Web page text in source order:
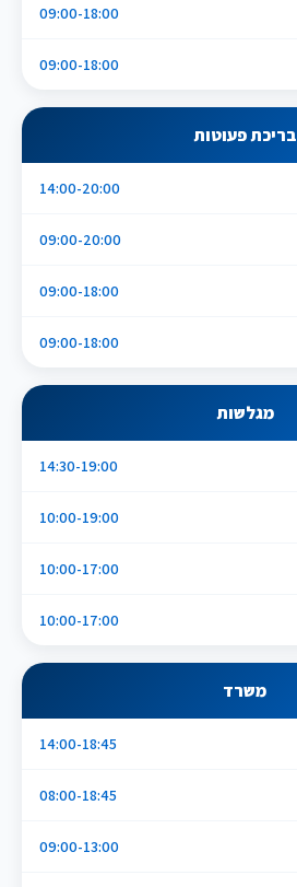
09:00-18:00
09:00-18:00
בריכת פעוטות
14:00-20:00
09:00-20:00
09:00-18:00
09:00-18:00
מגלשות
14:30-19:00
10:00-19:00
10:00-17:00
10:00-17:00
משרד
14:00-18:45
08:00-18:45
09:00-13:00